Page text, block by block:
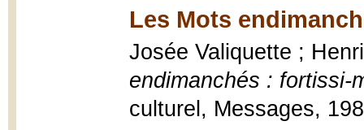
Les Mots
Josée Valiquette ;
endimanchés : fortissi-
culturel, Messages,